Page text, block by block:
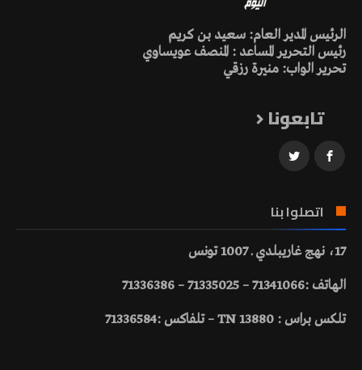
الرئيس المدير العام: سعيد بن كريم
رئيس التحرير المساعد : المنصف عويساوي
تحرير الواب: منيرة رزقي
تابعونا
اتصلوا بنا
17، نهج غاريبلدي ـ 1007 تونس
الهاتف :71341066 – 71335025 – 71336386
تلكس براس : 13880 TN – تلفاكس :71336584